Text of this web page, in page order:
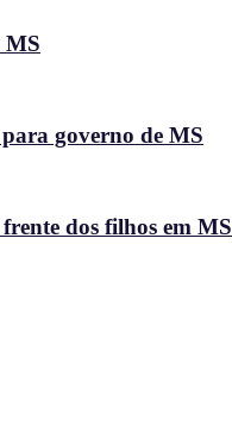
MS
governo de MS
dos filhos em MS